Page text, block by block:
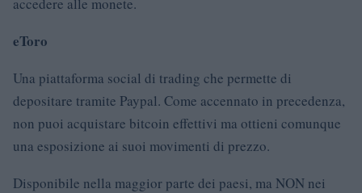
eToro
Una piattaforma social di trading che permette di
depositare tramite Paypal. Come accennato in precedenza,
non puoi acquistare bitcoin effettivi ma ottieni comunque
una esposizione ai suoi movimenti di prezzo.
Disponibile nella maggior parte dei paesi, ma NON nei